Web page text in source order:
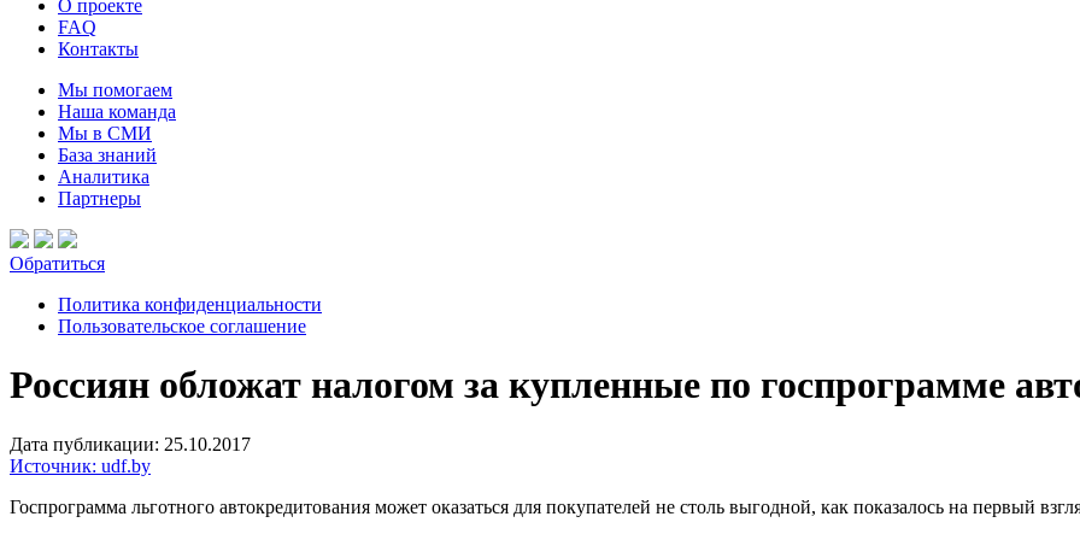
О проекте
FAQ
Контакты
Мы помогаем
Наша команда
Мы в СМИ
База знаний
Аналитика
Партнеры
Обратиться
Политика конфиденциальности
Пользовательское соглашение
Россиян обложат налогом за купленные по госпрограмме
Дата публикации: 25.10.2017
Источник: udf.by
Госпрограмма льготного автокредитования может оказаться для покупателей не столь выгодной, как показалось на первый